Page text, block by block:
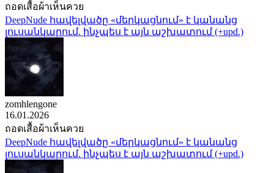
ถอดเสื้อผ้าเห็นควย
DeepNude հավելվածը «մերկացնում» է կանանց
լուսանկարում. ինչպես է այն աշխատում (+upd.)
zomhlengone
16.01.2026
ถอดเสื้อผ้าเห็นควย
DeepNude հավելվածը «մերկացնում» է կանանց
լուսանկարում. ինչպես է այն աշխատում (+upd.)